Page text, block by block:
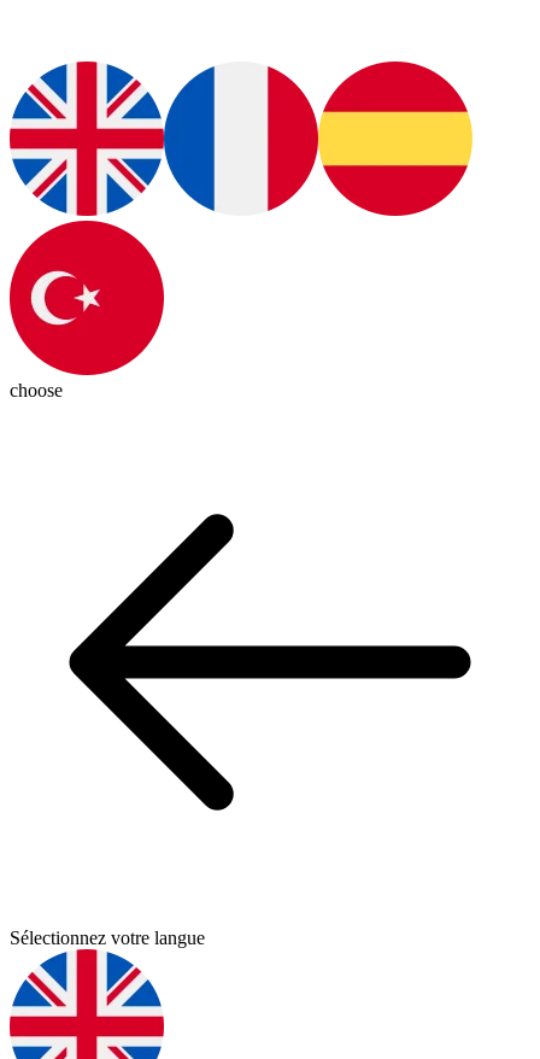
choose
Sélectionnez votre langue